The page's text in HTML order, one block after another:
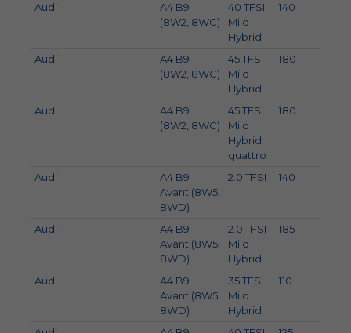
Audi
A4 B9
(8W2, 8WC)
40 TFSI
Mild
Hybrid
140
Audi
A4 B9
(8W2, 8WC)
45 TFSI
Mild
Hybrid
180
Audi
A4 B9
(8W2, 8WC)
45 TFSI
Mild
Hybrid
quattro
180
Audi
A4 B9
Avant (8W5,
8WD)
2.0 TFSI 140
Audi
A4 B9
Avant (8W5,
8WD)
2.0 TFSI
Mild
Hybrid
185
Audi
A4 B9
Avant (8W5,
8WD)
35 TFSI
Mild
Hybrid
110